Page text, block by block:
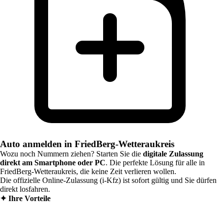
Auto anmelden in FriedBerg-Wetteraukreis
Wozu noch Nummern ziehen? Starten Sie die digitale Zulassung
direkt am Smartphone oder PC. Die perfekte Lösung für alle in
FriedBerg-Wetteraukreis, die keine Zeit verlieren wollen.
Die offizielle Online-Zulassung (i-Kfz) ist sofort gültig und Sie dürfen
direkt losfahren.
✦ Ihre Vorteile